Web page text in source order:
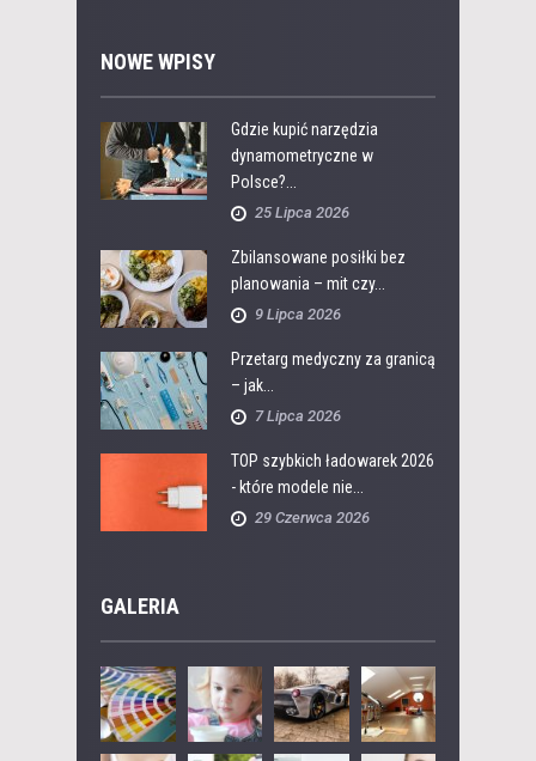
NOWE WPISY
Gdzie kupić narzędzia
dynamometryczne w
Polsce?...
25 Lipca 2026
Zbilansowane posiłki bez
planowania – mit czy...
9 Lipca 2026
Przetarg medyczny za granicą
– jak...
7 Lipca 2026
TOP szybkich ładowarek 2026
- które modele nie...
29 Czerwca 2026
GALERIA